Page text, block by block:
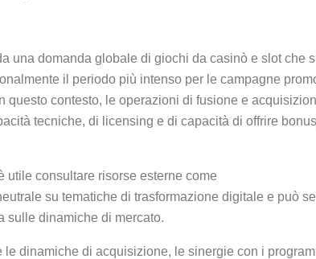
una domanda globale di giochi da casinò e slot che
il periodo più intenso per le campagne
contesto, le operazioni di fusione e
tecniche, di licensing e di capacità di offrire
utile consultare risorse esterne come
su tematiche di trasformazione digitale e può
sulle dinamiche di mercato.
dinamiche di acquisizione, le sinergie con i